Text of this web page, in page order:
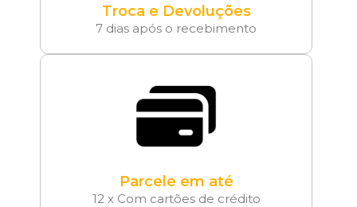
Troca e Devoluções
7 dias após o recebimento
Parcele em até
12 x Com cartões de crédito